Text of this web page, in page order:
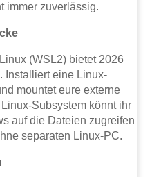
immer zuverlässig.
(WSL2) bietet 2026
Installiert eine Linux-
mountet eure externe
Subsystem könnt ihr
auf die Dateien zugreifen
separaten Linux-PC.